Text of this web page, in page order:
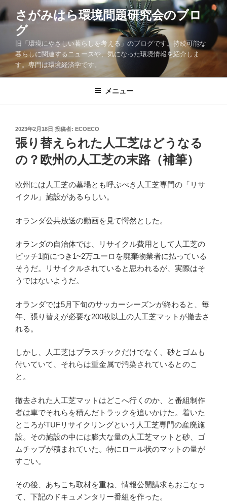
コ
ン
ツ
ス
さがみはら環境問題研究会のブロ
グ
旧「環境にやさしい暮らしを考える」のブログです。持続可能な
暮らしに関連するニュースや、気になった環境情報を紹介しま
す。専門は環境経済学です。
メニュー
投
稿
日:
2023年2月18日 投稿者: ECOECO
張り替えられた人工芝はどうなる
の？欧州の人工芝の末路（補筆）
欧州には人工芝の墓場とも呼ぶべき人工芝専門の「リサ
イクル」施設があるらしい。
オランダ公共放送の動画を見て愕然とした。
オランダの自治体では、リサイクル費用として人工芝の
ピッチ1面につき1~2万ユーロを廃棄物業者に払っている
そうだ。リサイクルされていると思われるが、実際はそ
うではないようだ。
オランダでは5月下旬のサッカーシーズンが終わると、毎
年、張り替えが必要な200枚以上の人工芝マットが撤去さ
れる。
しかし、人工芝はプラスチックだけでなく、砂とゴムも
付いていて、それらは重金属で汚染されているとのこ
と。
撤去された人工芝マットはどこへ行くのか、と番組制作
者は車でそれらを積んだトラックを追いかけた。着いた
ところがTUFリサイクリングという人工芝専門の産廃施
設。その施設の中には膨大な量の人工芝マットと砂、ゴ
ムチップが積まれていた。特にロール状のマットの量が
すごい。
その後、あちこち取材を重ね、情報公開請求もおこなっ
て、下記のドキュメンタリー番組を作った。